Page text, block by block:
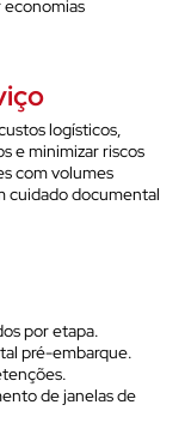
economias
logísticos,
e minimizar riscos
com volumes
cuidado documental
por etapa.
pré-embarque.
de janelas de